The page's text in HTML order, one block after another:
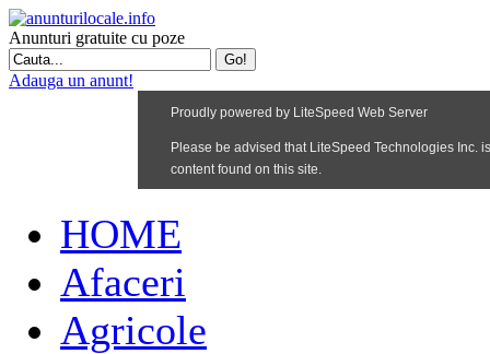
Anunturi gratuite cu poze
Adauga un anunt!
HOME
Afaceri
Agricole